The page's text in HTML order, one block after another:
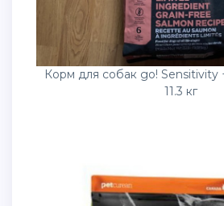
Корм для собак go! Sensitivity
11.3 кг